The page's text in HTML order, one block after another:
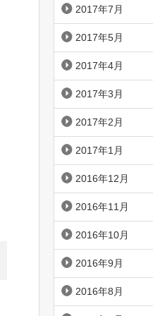
2017年7月
2017年5月
2017年4月
2017年3月
2017年2月
2017年1月
2016年12月
2016年11月
2016年10月
2016年9月
2016年8月